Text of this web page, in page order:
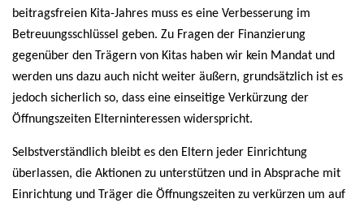
beitragsfreien Kita-Jahres muss es eine Verbesserung im
Betreuungsschlüssel geben. Zu Fragen der Finanzierung
gegenüber den Trägern von Kitas haben wir kein Mandat und
werden uns dazu auch nicht weiter äußern, grundsätzlich ist es
jedoch sicherlich so, dass eine einseitige Verkürzung der
Öffnungszeiten Elterninteressen widerspricht.
Selbstverständlich bleibt es den Eltern jeder Einrichtung
überlassen, die Aktionen zu unterstützen und in Absprache mit
Einrichtung und Träger die Öffnungszeiten zu verkürzen um auf